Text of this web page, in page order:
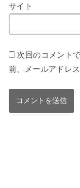
サイト
次回のコメント
前、メールアドレ